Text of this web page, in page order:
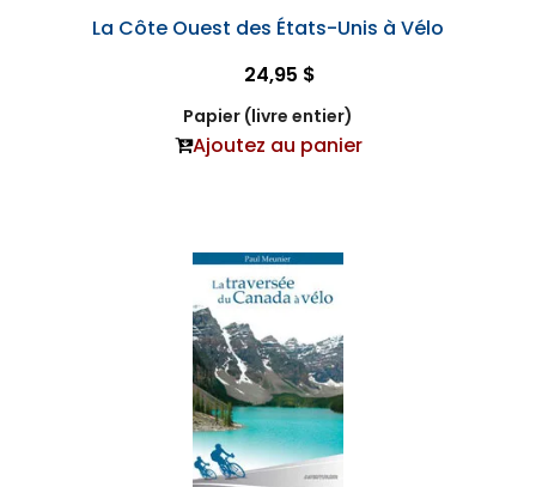
La Côte Ouest des États-Unis à Vélo
24,95 $
Papier (livre entier)
Ajoutez au panier